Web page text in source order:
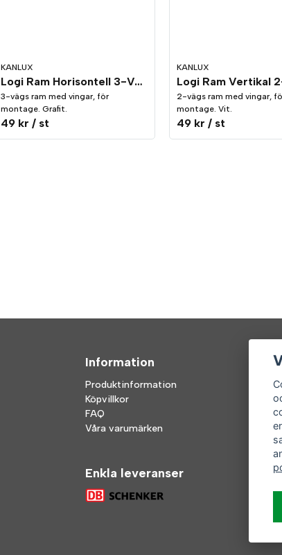
KANLUX
Logi Ram Horisontell 3-Vägs Grafit
3-vägs ram med vingar, för
montage. Grafit.
49 kr / st
KANLUX
2-vägs ram med vingar,
montage. Vit.
49 kr / st
Information
Produktinformation
Köpvillkor
FAQ
Våra varumärken
Enkla leveranser